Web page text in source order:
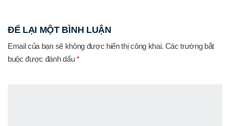
ĐỂ LẠI MỘT BÌNH LUẬN
Email của bạn sẽ không được hiển thị công khai. Các trường bắt
buộc được đánh dấu*